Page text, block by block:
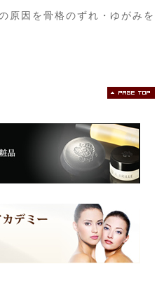
原因を骨格のずれ・ゆがみを